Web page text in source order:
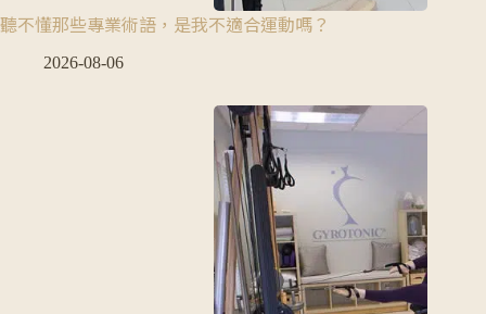
聽不懂那些專業術語，是我不適合運動嗎？
2026-08-06